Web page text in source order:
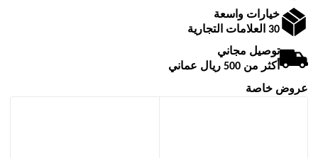
خيارات واسعة
30 العلامات التجارية
توصيل مجاني
أكثر من 500 ريال عماني
عروض خاصة